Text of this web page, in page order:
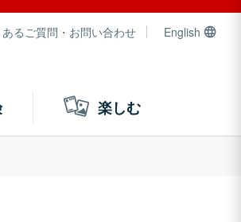
あるご質問・お問い合わせ English
楽しむ